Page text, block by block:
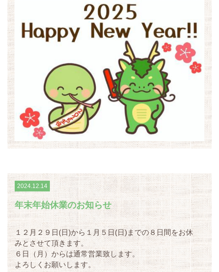
2024.12.14
年末年始休業のお知らせ
１２月２９日(日)から１月５日(日)までの８日間をお休
みとさせて頂きます。
６日（月）からは通常営業致します。
よろしくお願いします。